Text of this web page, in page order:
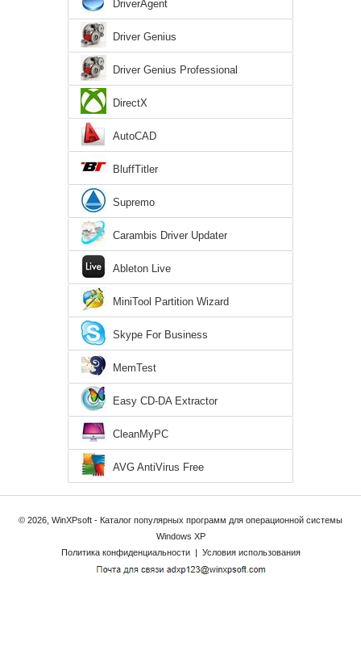
DriverAgent
Driver Genius
Driver Genius Professional
DirectX
AutoCAD
BluffTitler
Supremo
Carambis Driver Updater
Ableton Live
MiniTool Partition Wizard
Skype For Business
MemTest
Easy CD-DA Extractor
CleanMyPC
AVG AntiVirus Free
© 2026, WinXPsoft - Каталог популярных программ для операционной системы
Windows XP
Политика конфиденциальности
Условия использования